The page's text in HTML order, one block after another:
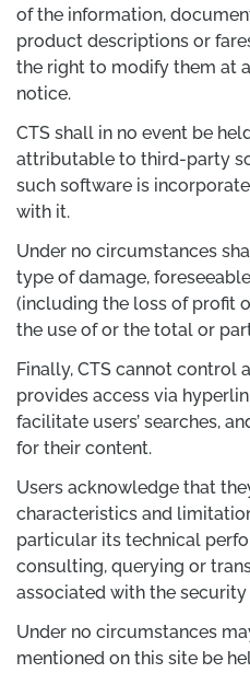
of the information,
product descriptions or
the right to modify them at
notice.
CTS shall in no event be
attributable to third-party
such software is
with it.
Under no circumstances
type of damage,
(including the loss of profit
the use of or the total or
Finally, CTS cannot control
provides access via
facilitate users’ searches,
for their content.
Users acknowledge that
characteristics and
particular its technical
consulting, querying or
associated with the
Under no circumstances
mentioned on this site be